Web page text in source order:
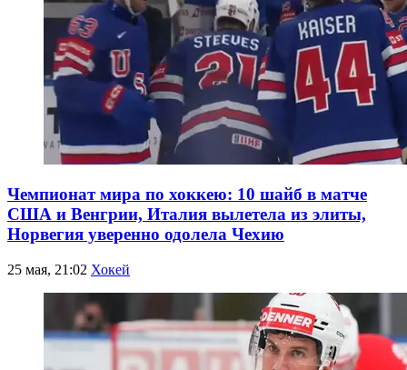
Чемпионат мира по хоккею: 10 шайб в матче
США и Венгрии, Италия вылетела из элиты,
Норвегия уверенно одолела Чехию
25 мая, 21:02 Хокей